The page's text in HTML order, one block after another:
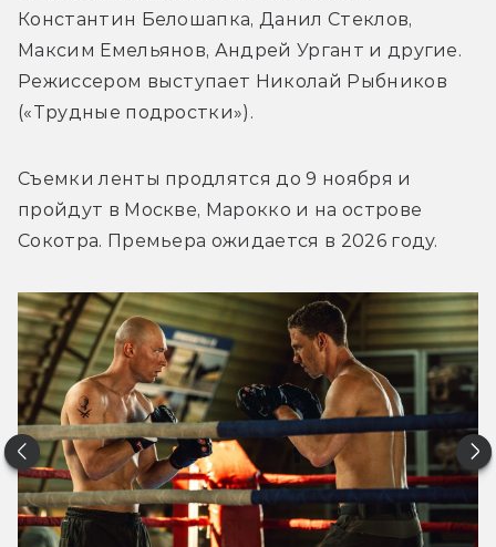
Константин Белошапка, Данил Стеклов,
Максим Емельянов, Андрей Ургант и другие.
Режиссером выступает Николай Рыбников
(«Трудные подростки»).
Съемки ленты продлятся до 9 ноября и
пройдут в Москве, Марокко и на острове
Сокотра. Премьера ожидается в 2026 году.